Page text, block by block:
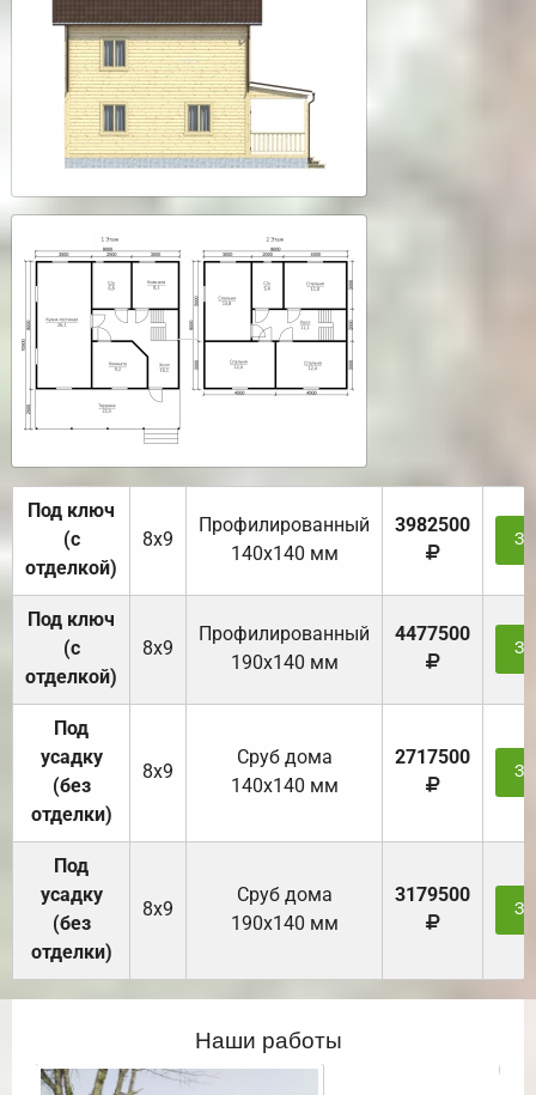
Под ключ
(с
отделкой)
8х9
Профилированный
140х140 мм
3982500
Под ключ
(с
отделкой)
8х9
Профилированный
190х140 мм
4477500
Под
усадку
(без
отделки)
8х9
Cруб дома
140х140 мм
2717500
Под
усадку
(без
отделки)
8х9
Cруб дома
190х140 мм
3179500
Наши работы